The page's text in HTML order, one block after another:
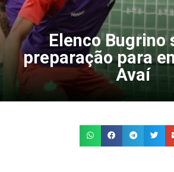
Elenco Bugrino
preparação para
Avaí